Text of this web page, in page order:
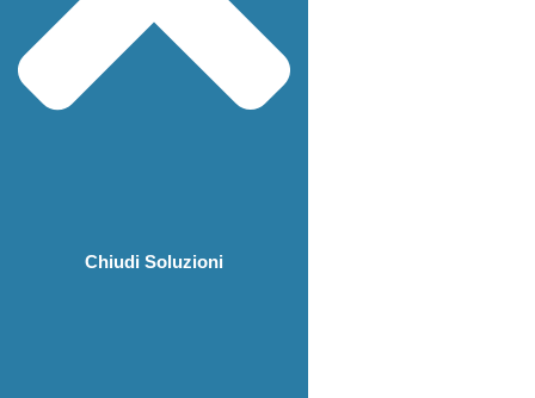
Chiudi Soluzioni